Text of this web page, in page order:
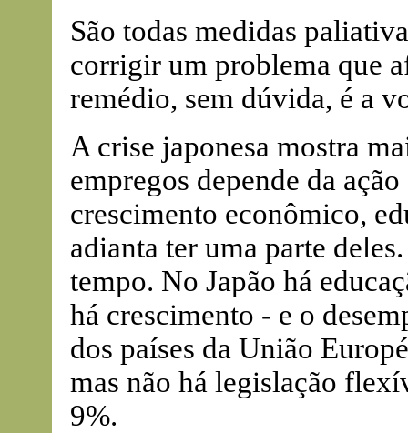
São todas medidas
corrigir um problema que
remédio, sem dúvida, é a
A crise japonesa mostra
empregos depende da
crescimento econômico,
adianta ter uma parte
tempo. No Japão há
há crescimento - e o
dos países da União
mas não há legislação
9%.